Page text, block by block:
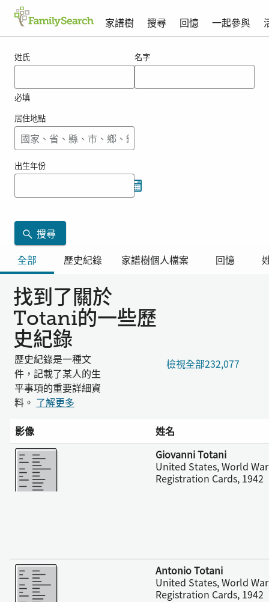
家譜樹 搜尋 回憶 一起參與
姓氏
必填
名字
居住地點
出生年份
搜尋
全部
歷史紀錄 家譜樹個人檔案 回憶
找到了關於
Totani的一些歷
史紀錄
歷史紀錄是一種文
件，記載了某人的生
平事項的重要詳細資
料。 了解更多
檢視全部232,077
影像
姓名
更多
Giovanni Totani
United States, World
Registration Cards, 1942
更多
Antonio Totani
United States, World
Registration Cards, 1942